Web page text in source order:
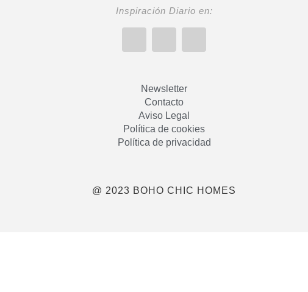
Inspiración Diario en:
Newsletter
Contacto
Aviso Legal
Política de cookies
Política de privacidad
@ 2023 BOHO CHIC HOMES